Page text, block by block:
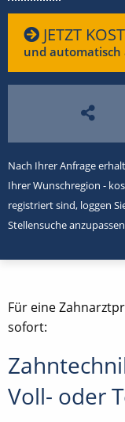
JETZT
und automatisch
Nach Ihrer Anfrage
Ihrer Wunschregion -
registriert sind, loggen
Stellensuche
Für eine
sofort:
Voll- oder